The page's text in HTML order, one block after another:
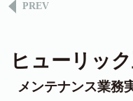
PREV
ヒューリッ
メンテナンス業務